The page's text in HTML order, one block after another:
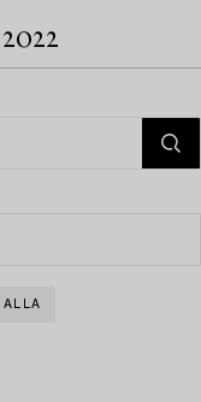
ALLA